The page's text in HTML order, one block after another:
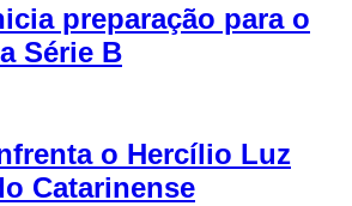
preparação para o
Série B
o Hercílio Luz
Catarinense